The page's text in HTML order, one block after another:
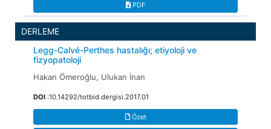
PDF
DERLEME
Legg-Calvé-Perthes hastalığı; etiyoloji ve
fizyopatoloji
Hakan Ömeroğlu, Ulukan İnan
DOI :10.14292/totbid.dergisi.2017.01
Özet